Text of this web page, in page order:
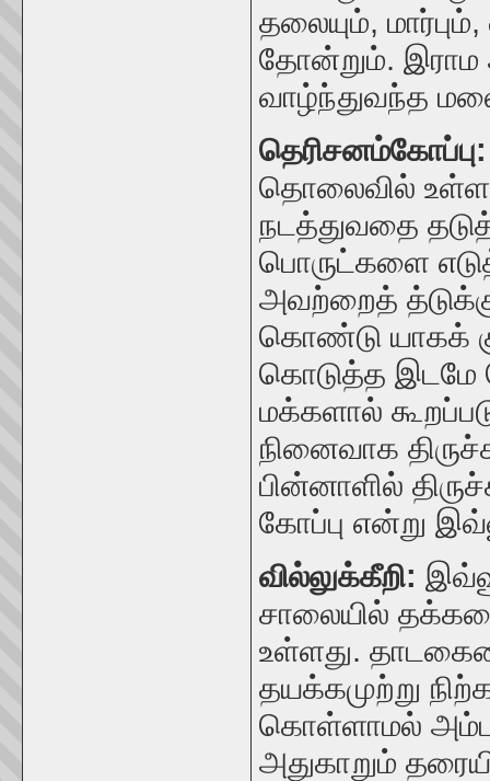
தலையும், மார்பும்,
தோன்றும்.
வாழ்ந்துவந்த
தொலைவில்
நடத்துவதை
பொருட்களை
அவற்றைத்
கொண்டு யாகக்
கொடுத்த இடமே
மக்களால்
நினைவாக
பின்னாளில்
கோப்பு என்று
வில்லுக்கீறி:
சாலையில்
உள்ளது.
தயக்கமுற்று
கொள்ளாமல் அம்பு
அதுகாறும்